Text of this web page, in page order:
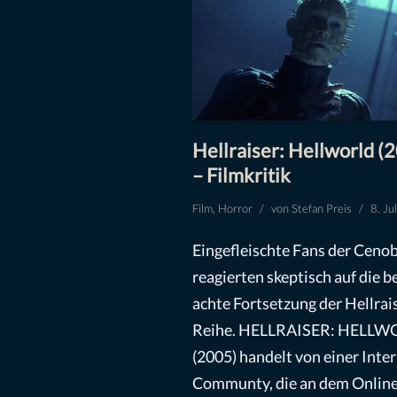
Hellraiser: Hellworld
– Filmkritik
Film, Horror vonStefan Preis 8.
Eingefleischte Fans der
reagierten skeptisch auf die
achte Fortsetzung der
Reihe. HELLRAISER:
(2005) handelt von einer
Communty, die an dem